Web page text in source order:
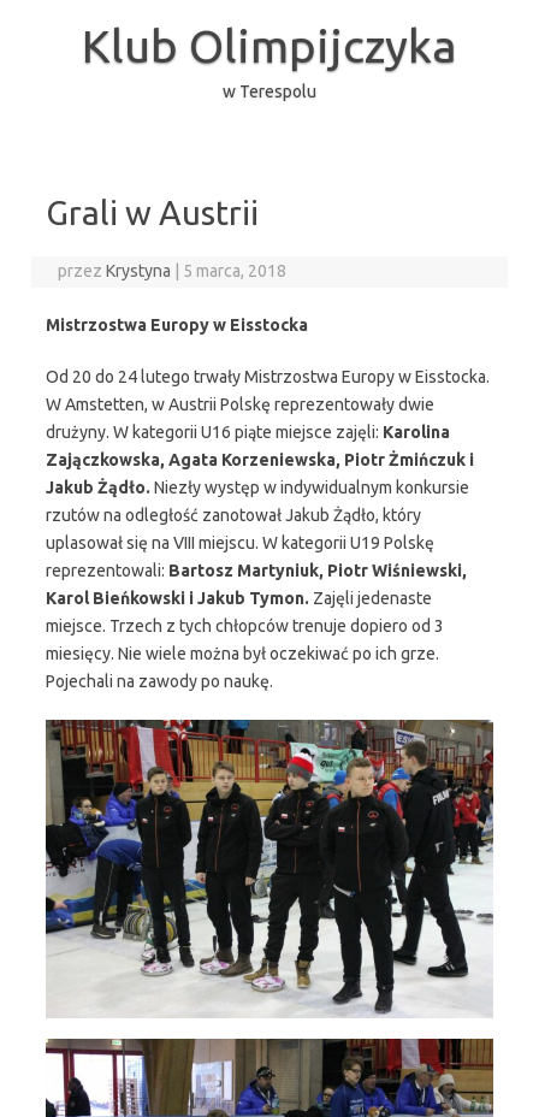
Klub Olimpijczyka
w Terespolu
Grali w Austrii
przezKrystyna 5 marca, 2018
Mistrzostwa Europy w Eisstocka
Od 20 do 24 lutego trwały Mistrzostwa Europy w Eisstocka.
W Amstetten, w Austrii Polskę reprezentowały dwie
drużyny. W kategorii U16 piąte miejsce zajęli: Karolina
Zajączkowska, Agata Korzeniewska, Piotr Żmińczuk i
Jakub Żądło. Niezły występ w indywidualnym konkursie
rzutów na odległość zanotował Jakub Żądło, który
uplasował się na VIII miejscu. W kategorii U19 Polskę
reprezentowali: Bartosz Martyniuk, Piotr Wiśniewski,
Karol Bieńkowski i Jakub Tymon. Zajęli jedenaste
miejsce. Trzech z tych chłopców trenuje dopiero od 3
miesięcy. Nie wiele można był oczekiwać po ich grze.
Pojechali na zawody po naukę.